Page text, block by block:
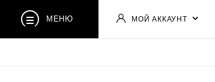
МЕНЮ МОЙ АККАУНТ